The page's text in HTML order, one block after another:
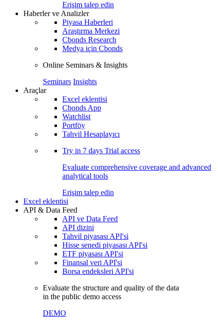
Erişim talep edin
Haberler ve Analizler
Piyasa Haberleri
Araştırma Merkezi
Cbonds Research
Medya için Cbonds
Online Seminars & Insights
Seminars Insights
Araçlar
Excel eklentisi
Cbonds App
Watchlist
Portföy
Tahvil Hesaplayıcı
Try in 7 days Trial access
Evaluate comprehensive coverage and advanced
analytical tools
Erişim talep edin
Excel eklentisi
API & Data Feed
API ve Data Feed
API dizini
Tahvil piyasası API'si
Hisse senedi piyasası API'si
ETF piyasası API'si
Finansal veri API'si
Borsa endeksleri API'si
Evaluate the structure and quality of the data
in the public demo access
DEMO